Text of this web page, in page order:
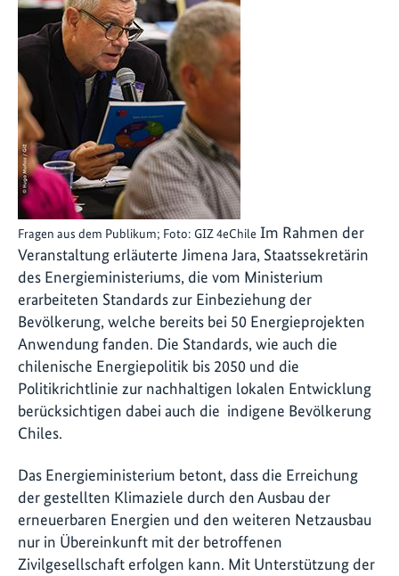
Fragen aus dem Publikum; Foto: GIZ 4eChile Im Rahmen der
Veranstaltung erläuterte Jimena Jara, Staatssekretärin
des Energieministeriums, die vom Ministerium
erarbeiteten Standards zur Einbeziehung der
Bevölkerung, welche bereits bei 50 Energieprojekten
Anwendung fanden. Die Standards, wie auch die
chilenische Energiepolitik bis 2050 und die
Politikrichtlinie zur nachhaltigen lokalen Entwicklung
berücksichtigen dabei auch die indigene Bevölkerung
Chiles.
Das Energieministerium betont, dass die Erreichung
der gestellten Klimaziele durch den Ausbau der
erneuerbaren Energien und den weiteren Netzausbau
nur in Übereinkunft mit der betroffenen
Zivilgesellschaft erfolgen kann. Mit Unterstützung der